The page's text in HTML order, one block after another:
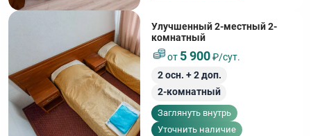
Улучшенный 2-местный 2-
комнатный
от 5 900₽/сут.
2осн. +2доп.
2-комнатный
Заглянуть внутрь
Уточнить наличие